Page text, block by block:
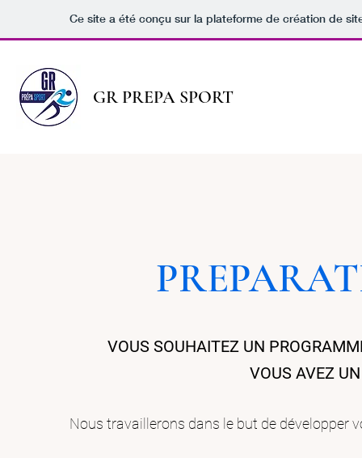
Ce site a été conçu sur la plateforme de création de
GR PREPA SPORT
VOUS SOUHAITEZ UN
VOUS AVEZ
Nous travaillerons dans le but de développer